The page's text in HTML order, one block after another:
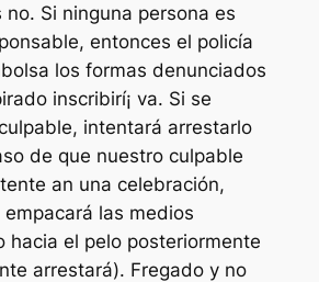
Si ninguna persona es
entonces el policía
los formas denunciados
inscribirí¡ va. Si se
intentará arrestarlo
de que nuestro culpable
an una celebración,
las medios
hacia el pelo posteriormente
arrestará). Fregado y no